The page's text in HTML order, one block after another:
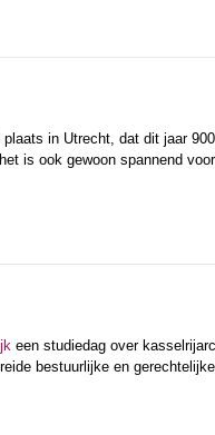
in Utrecht, dat dit jaar
is ook gewoon spannend
een studiedag over
bestuurlijke en